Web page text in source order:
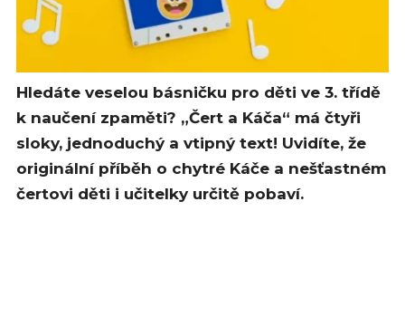
Hledáte veselou básničku pro děti ve 3. třídě
k naučení zpaměti? „Čert a Káča“ má čtyři
sloky, jednoduchý a vtipný text! Uvidíte, že
originální příběh o chytré Káče a nešťastném
čertovi děti i učitelky určitě pobaví.